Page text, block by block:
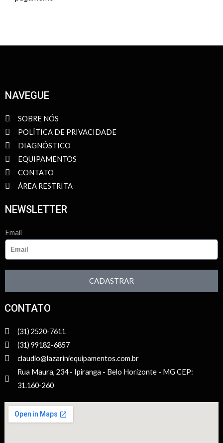
NAVEGUE
SOBRE NÓS
POLÍTICA DE PRIVACIDADE
DIAGNÓSTICO
EQUIPAMENTOS
CONTATO
ÁREA RESTRITA
NEWSLETTER
Email
CADASTRAR
CONTATO
(31) 2520-7611
(31) 99182-6857
claudio@lazariniequipamentos.com.br
Rua Maura, 234 - Ipiranga - Belo Horizonte - MG CEP:
31.160-260